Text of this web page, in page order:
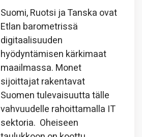
Suomi, Ruotsi ja Tanska ovat
Etlan barometrissä
digitaalisuuden
hyödyntämisen kärkimaat
maailmassa. Monet
sijoittajat rakentavat
Suomen tulevaisuutta tälle
vahvuudelle rahoittamalla IT
sektoria. Oheiseen